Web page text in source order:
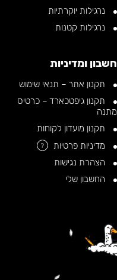
נרגילות יוקרתיות
נרגילות קטנות
חשבון ומדיניות
תקנון אתר – תנאי שימוש
תקנון גיפטכארד – כרטיס
מתנה
תקנון מועדון לקוחות
מדיניות פרטיות
?
הצהרת נגישות
החשבון שלי